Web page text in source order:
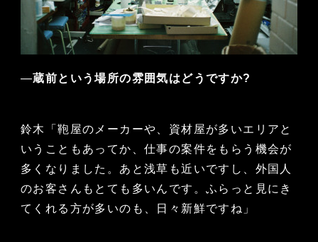
—蔵前という場所の雰囲気はどうですか?
鈴木「鞄屋のメーカーや、資材屋が多いエリアと
いうこともあってか、仕事の案件をもらう機会が
多くなりました。あと浅草も近いですし、外国人
のお客さんもとても多いんです。ふらっと見にき
てくれる方が多いのも、日々新鮮ですね」